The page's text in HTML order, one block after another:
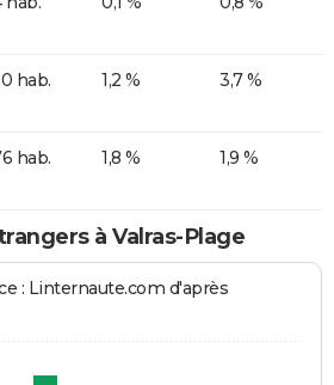
hab. 1,2 % 3,7 %
hab. 1,8 % 1,9 %
à Valras-Plage
: Linternaute.com d'après